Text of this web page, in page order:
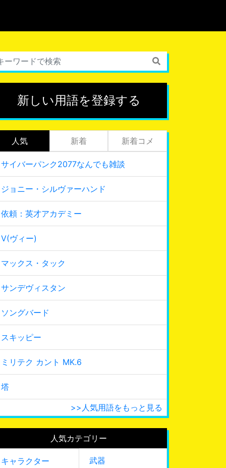
新しい用語を登録する
人気 新着 新着コメ
サイバーパンク2077なんでも雑談
ジョニー・シルヴァーハンド
依頼：英才アカデミー
V(ヴィー)
マックス・タック
サンデヴィスタン
ソングバード
スキッピー
ミリテク カント MK.6
塔
>>人気用語をもっと見る
人気カテゴリー
キャラクター 武器